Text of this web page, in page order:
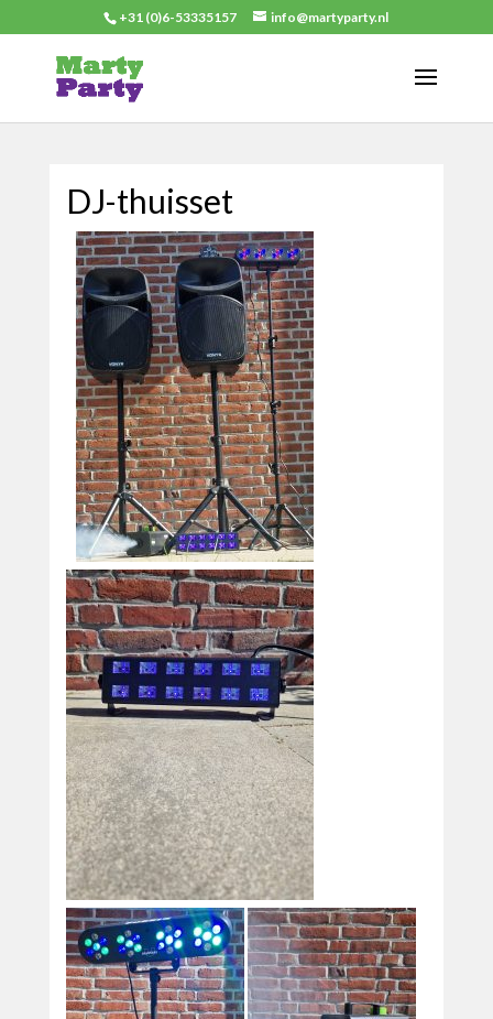
+31 (0)6-53335157 info@martyparty.nl
DJ-thuisset